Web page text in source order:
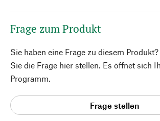
Frage zum Produkt
Sie haben eine Frage zu diesem
Sie die Frage hier stellen. Es öffnet sich
Programm.
Frage stellen